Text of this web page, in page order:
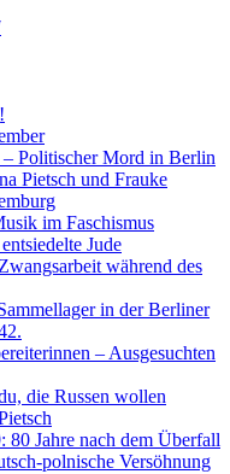
Politischer Mord in Berlin
Pietsch und Frauke
im Faschismus
Jude
während des
in der Berliner
– Ausgesuchten
die Russen wollen
80 Jahre nach dem Überfall
polnische Versöhnung